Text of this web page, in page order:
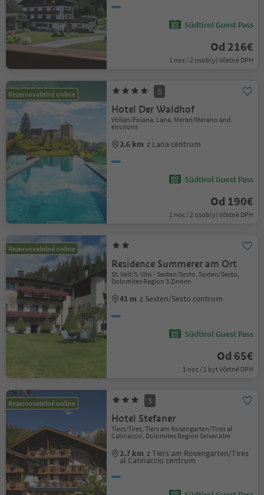
Südtirol Guest Pass
Od 216€
1 noc / 2 osob(y) Včetně DPH
Rezervovatelné online S
Hotel Der Waldhof
Völlan/Foiana, Lana, Meran/Merano and
environs
2.6 km z Lana centrum
Südtirol Guest Pass
Od 190€
1 noc / 2 osob(y) Včetně DPH
Rezervovatelné online
Residence Summerer am Ort
St. Veit/S. Vito - Sexten/Sesto, Sexten/Sesto,
Dolomites Region 3 Zinnen
41 m z Sexten/Sesto centrum
Südtirol Guest Pass
Od 65€
1 noc / 1 byt Včetně DPH
Rezervovatelné online S
Hotel Stefaner
Tiers/Tires, Tiers am Rosengarten/Tires al
Catinaccio, Dolomites Region Seiser Alm
2.7 km z Tiers am Rosengarten/Tires
al Catinaccio centrum